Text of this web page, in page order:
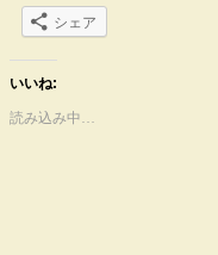
シェア
いいね:
読み込み中…